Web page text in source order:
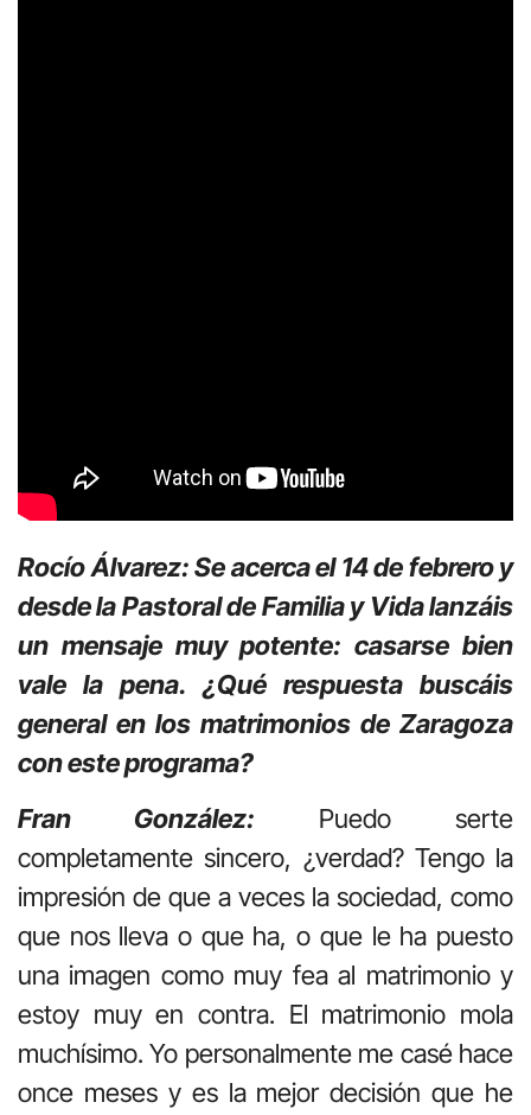
Rocío Álvarez: Se acerca el 14 de febrero y
desde la Pastoral de Familia y Vida lanzáis
un mensaje muy potente: casarse bien
vale la pena. ¿Qué respuesta buscáis
general en los matrimonios de Zaragoza
con este programa?
Fran González: Puedo serte
completamente sincero, ¿verdad? Tengo la
impresión de que a veces la sociedad, como
que nos lleva o que ha, o que le ha puesto
una imagen como muy fea al matrimonio y
estoy muy en contra. El matrimonio mola
muchísimo. Yo personalmente me casé hace
once meses y es la mejor decisión que he